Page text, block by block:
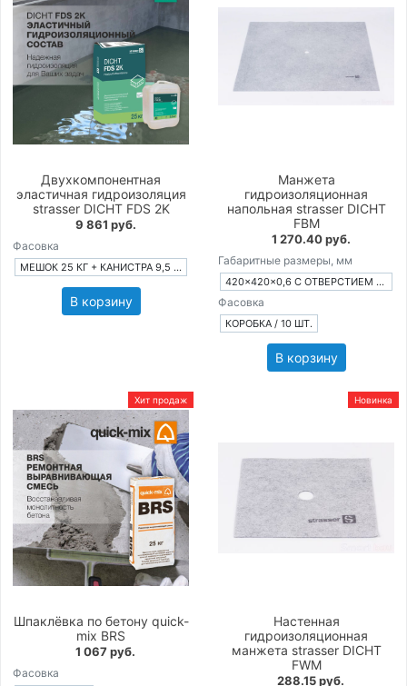
Двухкомпонентная
эластичная гидроизоляция
strasser DICHT FDS 2K
9 861 руб.
Фасовка
МЕШОК 25 КГ + КАНИСТРА 9,5 КГ
В корзину
Манжета
гидроизоляционная
напольная strasser DICHT
FBM
1 270.40 руб.
Габаритные размеры, мм
420×420×0,6 С ОТВЕРСТИЕМ Ø 15 ММ
Фасовка
КОРОБКА / 10 ШТ.
В корзину
Хит продаж
Шпаклёвка по бетону quick-
mix BRS
1 067 руб.
Фасовка
Новинка
Настенная
гидроизоляционная
манжета strasser DICHT
FWM
288.15 руб.